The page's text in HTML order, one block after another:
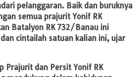
pelanggaran. Baik dan buruknya
semua prajurit Yonif RK
Batalyon RK 732/Banau ini
cintailah satuan kalian ini, ujar
Prajurit dan Persit Yonif RK